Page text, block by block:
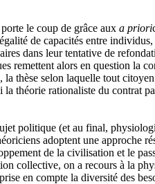
le coup de grâce aux a priori
de capacités entre
dans leur tentative de
remettent alors en question la
la thèse selon laquelle tout
théorie rationaliste du contrat
politique (et au final,
adoptent une approche
de la civilisation et le
collective, on a recours à la
en compte la diversité des